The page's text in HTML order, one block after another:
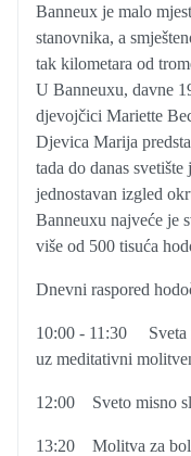
Banneux je malo
stanovnika, a
tak kilometara od
U Banneuxu, davne
djevojčici Mariette
Djevica Marija
tada do danas
jednostavan izgled
Banneuxu najveće je
više od 500 tisuća
Dnevni raspored
10:00 - 11:30
uz meditativni
12:00 Sveto misno
13:20 Molitva za